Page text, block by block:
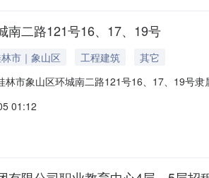
南二路121号16、17、19号
市｜象山区 工程建筑
其它
林市象山区环城南二路121号16、17、19号
01:12